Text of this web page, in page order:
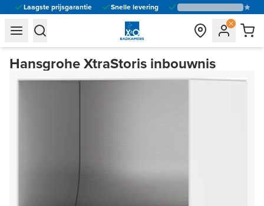
Laagste prijsgarantie Snelle levering
general.navigation.toggle_menu.label
general.navigation.toggle_menu.label
Hansgrohe XtraStoris inbouwnis